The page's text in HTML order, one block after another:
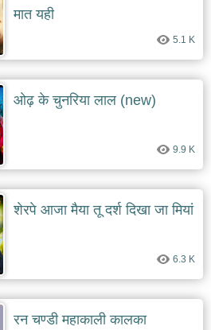
मात यही
5.1 K
ओढ़ के चुनरिया लाल (new)
9.9 K
शेरपे आजा मैया तू दर्श दिखा जा मियां
6.3 K
रन चण्डी महाकाली कालका